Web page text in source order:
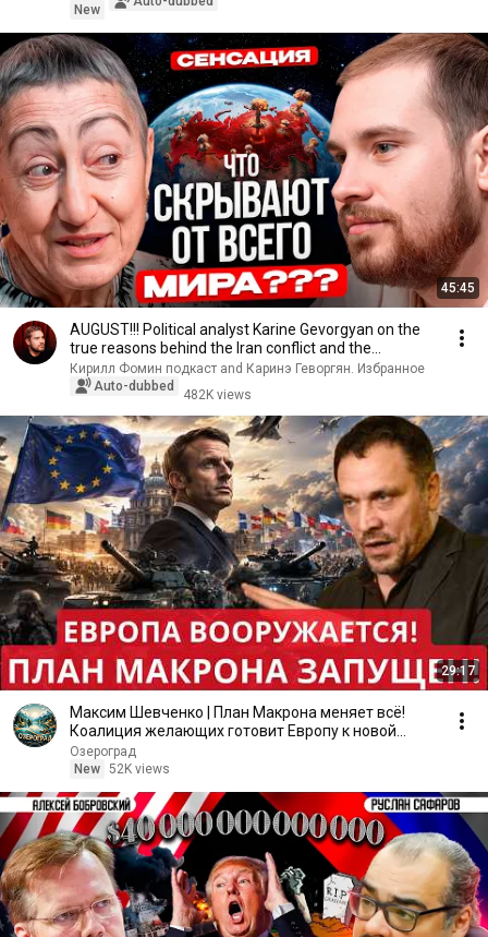
New
45:45
AUGUST!!! Political analyst Karine Gevorgyan on the
true reasons behind the Iran conflict and the...
Кирилл Фомин подкаст and Каринэ Геворгян. Избранное
Auto-dubbed
482K views
29:17
Максим Шевченко | План Макрона меняет всё!
Коалиция желающих готовит Европу к новой
эпохе вооружений
Озероград
New 52K views